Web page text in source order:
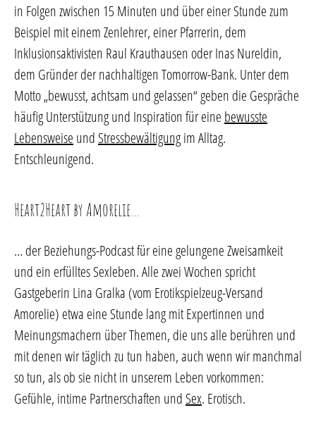
in Folgen zwischen 15 Minuten und über einer Stunde zum
Beispiel mit einem Zenlehrer, einer Pfarrerin, dem
Inklusionsaktivisten Raul Krauthausen oder Inas Nureldin,
dem Gründer der nachhaltigen Tomorrow-Bank. Unter dem
Motto „bewusst, achtsam und gelassen“ geben die Gespräche
häufig Unterstützung und Inspiration für eine bewusste
Lebensweise und Stressbewältigungim Alltag.
Entschleunigend.
Heart2Heart by Amorelie…
… der Beziehungs-Podcast für eine gelungene Zweisamkeit
und ein erfülltes Sexleben. Alle zwei Wochen spricht
Gastgeberin Lina Gralka (vom Erotikspielzeug-Versand
Amorelie) etwa eine Stunde lang mit Expertinnen und
Meinungsmachern über Themen, die uns alle berühren und
mit denen wir täglich zu tun haben, auch wenn wir manchmal
so tun, als ob sie nicht in unserem Leben vorkommen:
Gefühle, intime Partnerschaften und Sex. Erotisch.